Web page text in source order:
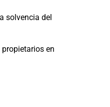
solvencia del
en